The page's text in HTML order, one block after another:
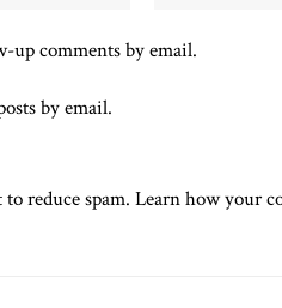
up comments by email.
by email.
reduce spam. Learn how your